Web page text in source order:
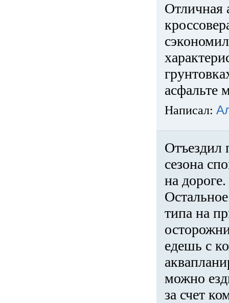
Отличная
асфальте
Написал:
Отъездил
сезона
на
типа на
едешь с
можно
за счет